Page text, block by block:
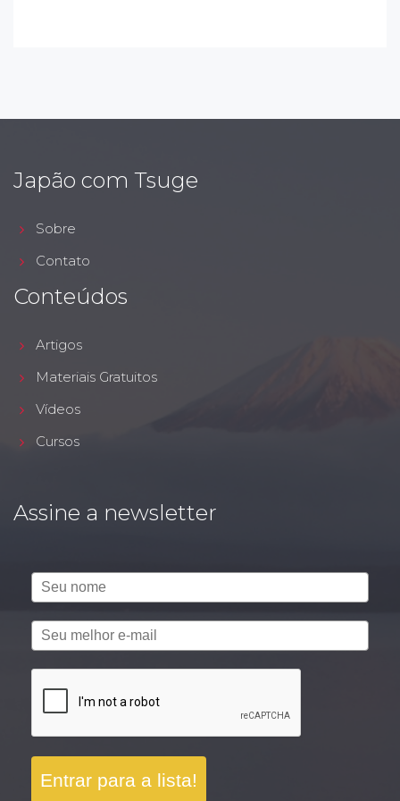
Japão com Tsuge
Sobre
Contato
Conteúdos
Artigos
Materiais Gratuitos
Vídeos
Cursos
Assine a newsletter
Entrar para a lista!